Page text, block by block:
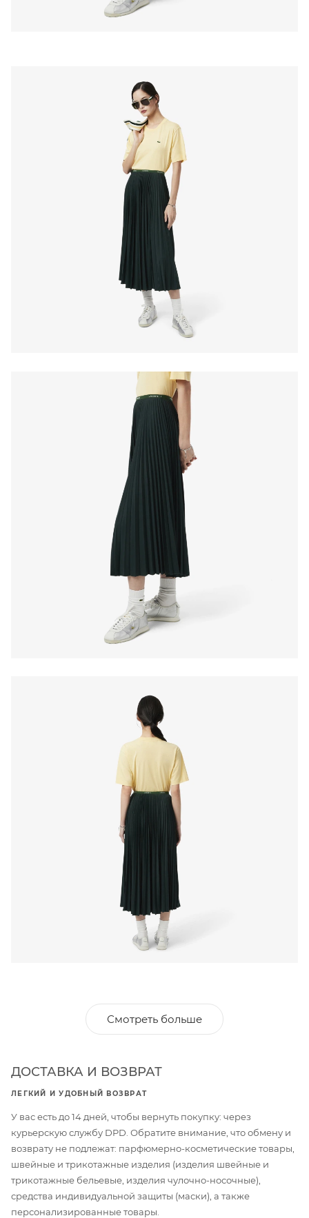
Смотреть больше
ДОСТАВКА И ВОЗВРАТ
ЛЕГКИЙ И УДОБНЫЙ ВОЗВРАТ
У вас есть до 14 дней, чтобы вернуть покупку: через
курьерскую службу DPD. Обратите внимание, что обмену и
возврату не подлежат: парфюмерно-косметические товары,
швейные и трикотажные изделия (изделия швейные и
трикотажные бельевые, изделия чулочно-носочные),
средства индивидуальной защиты (маски), а также
персонализированные товары.